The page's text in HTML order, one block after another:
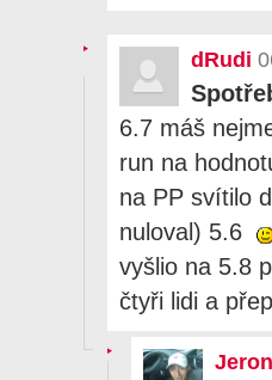
dRudi
6.7 máš
run na
na PP svítilo
nuloval) 5.6
vyšlio na 5.8
čtyři lidi a